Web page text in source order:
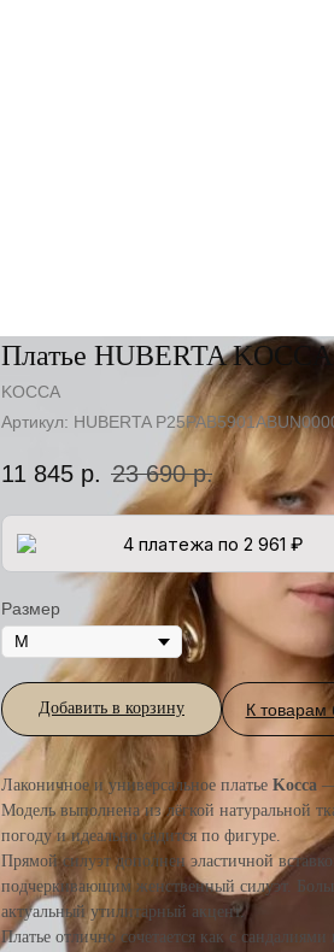
Платье HUBERTA KOCCA
KOCCA
Артикул: HUBERTA
11 845 р. 23 690 р.
4 платежа по 2 961 ₽
Размер
Добавить в корзину К товарам
Лаконичное и универсальное платье Kocca —
Модель выполнена из лёгкой натуральной
погоду и идеально садится по фигуре.
Прямой силуэт дополнен эластичной
подчеркивающим женственный силуэт.
актуальный утилитарный акцент.
Платье отлично сочетается как с